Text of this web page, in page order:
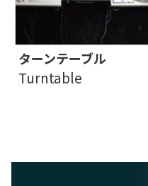
ターンテーブル
Turntable